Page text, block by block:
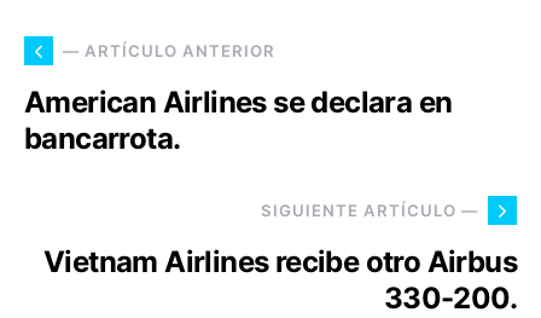
— ARTÍCULO ANTERIOR
American Airlines se declara en
bancarrota.
SIGUIENTE ARTÍCULO —
Vietnam Airlines recibe otro Airbus
330-200.